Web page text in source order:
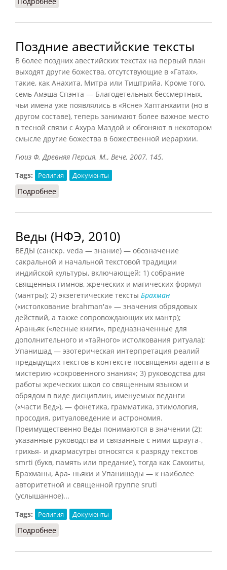
Поздние авестийские тексты
В более поздних авестийских текстах на первый план
выходят другие божества, отсутствующие в «Гатах»,
такие, как Анахита, Митра или Тиштрийа. Кроме того,
семь Амэша Спэнта — Благодетельных бессмертных,
чьи имена уже появлялись в «Ясне» Хаптанхаити (но в
другом составе), теперь занимают более важное место
в тесной связи с Ахура Маздой и обгоняют в некотором
смысле другие божества в божественной иерархии.
Гюиз Ф. Древняя Персия. М., Вече, 2007, 145.
Tags:
Религия Документы
Подробнее
Веды (НФЭ, 2010)
ВЕДЫ (санскр. veda — знание) — обозначение
сакральной и начальной текстовой традиции
индийской культуры, включающей: 1) собрание
священных гимнов, жреческих и магических формул
(мантры); 2) экзегетические тексты Брахман
(«истолкование brahman'a» — значения обрядовых
действий, а также сопровождающих их мантр);
Араньяк («лесные книги», предназначенные для
дополнительного и «тайного» истолкования ритуала);
Упанишад — эзотерическая интерпретация реалий
предыдущих текстов в контексте посвящения адепта в
мистерию «сокровенного знания»; 3) руководства для
работы жреческих школ со священным языком и
обрядом в виде дисциплин, именуемых веданги
(«части Вед»), — фонетика, грамматика, этимология,
просодия, ритуаловедение и астрономия.
Преимущественно Веды понимаются в значении (2):
указанные руководства и связанные с ними шраута-,
грихья- и дхармасутры относятся к разряду текстов
smrti (букв, память или предание), тогда как Самхиты,
Брахманы, Ара- ньяки и Упанишады — к наиболее
авторитетной и священной группе sruti
(услышанное)...
Tags:
Религия Документы
Подробнее